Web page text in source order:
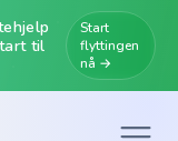
til
Start
flyttingen
nå →